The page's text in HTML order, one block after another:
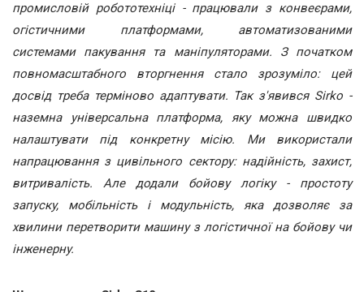
промисловій робототехніці - працювали з конвеєрами,
огістичними платформами, автоматизованими
системами пакування та маніпуляторами. З початком
повномасштабного вторгнення стало зрозуміло: цей
досвід треба терміново адаптувати. Так з'явився Sirko -
наземна універсальна платформа, яку можна швидко
налаштувати під конкретну місію. Ми використали
напрацювання з цивільного сектору: надійність, захист,
витривалість. Але додали бойову логіку - простоту
запуску, мобільність і модульність, яка дозволяє за
хвилини перетворити машину з логістичної на бойову чи
інженерну.